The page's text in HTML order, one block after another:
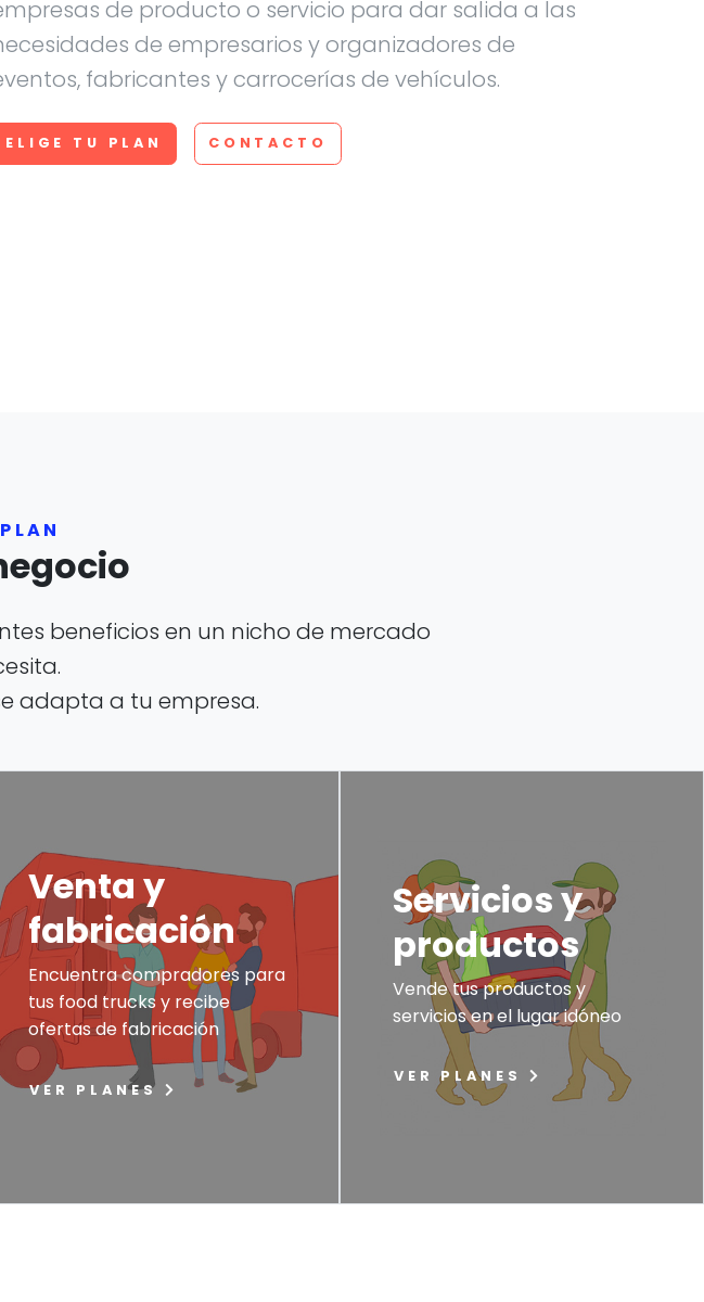
de producto o servicio para dar salida a las
de empresarios y organizadores de
fabricantes y carrocerías de vehículos.
ELIGE TU PLAN CONTACTO
beneficios en un nicho de mercado
adapta a tu empresa.
Venta y
fabricación
Encuentra compradores para
tus food trucks y recibe
ofertas de fabricación
VER PLANES
Servicios y
productos
Vende tus productos y
servicios en el lugar idóneo
VER PLANES